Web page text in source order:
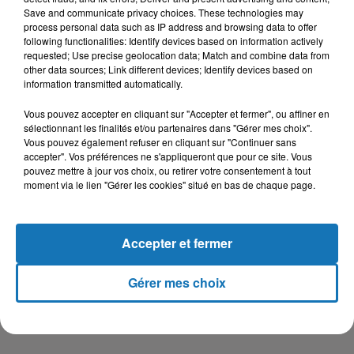
Avec APS et Télévision algérienne
Save and communicate privacy choices. These technologies may
process personal data such as IP address and browsing data to offer
following functionalities: Identify devices based on information actively
requested; Use precise geolocation data; Match and combine data from
other data sources; Link different devices; Identify devices based on
information transmitted automatically.
Vous pouvez accepter en cliquant sur "Accepter et fermer", ou affiner en
sélectionnant les finalités et/ou partenaires dans "Gérer mes choix".
Vous pouvez également refuser en cliquant sur "Continuer sans
accepter". Vos préférences ne s'appliqueront que pour ce site. Vous
pouvez mettre à jour vos choix, ou retirer votre consentement à tout
moment via le lien "Gérer les cookies" situé en bas de chaque page.
Gérer mes choix
Accepter et fermer